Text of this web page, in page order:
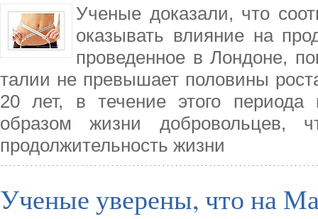
Ученые доказали, что
оказывать влияние на
проведенное в Лондоне,
талии не превышает половины
20 лет, в течение этого
образом жизни добровольцев,
продолжительность жизни
Ученые уверены, что на